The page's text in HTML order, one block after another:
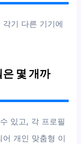
기 다른 기기에
몇 개까
있고, 각 프로필
개인 맞춤형 이